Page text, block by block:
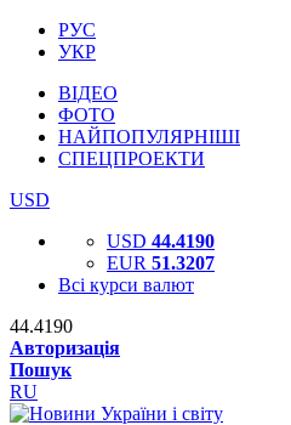
РУС
УКР
ВІДЕО
ФОТО
НАЙПОПУЛЯРНІШІ
СПЕЦПРОЕКТИ
USD
USD 44.4190
EUR 51.3207
Всі курси валют
44.4190
Авторизація
Пошук
RU